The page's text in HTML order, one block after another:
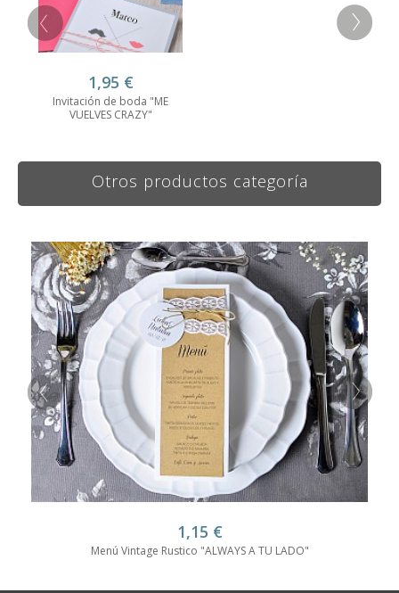
1,95 €
Invitación de boda "ME
VUELVES CRAZY"
Otros productos categoría
1,15 €
Menú Vintage Rustico "ALWAYS A TU LADO"